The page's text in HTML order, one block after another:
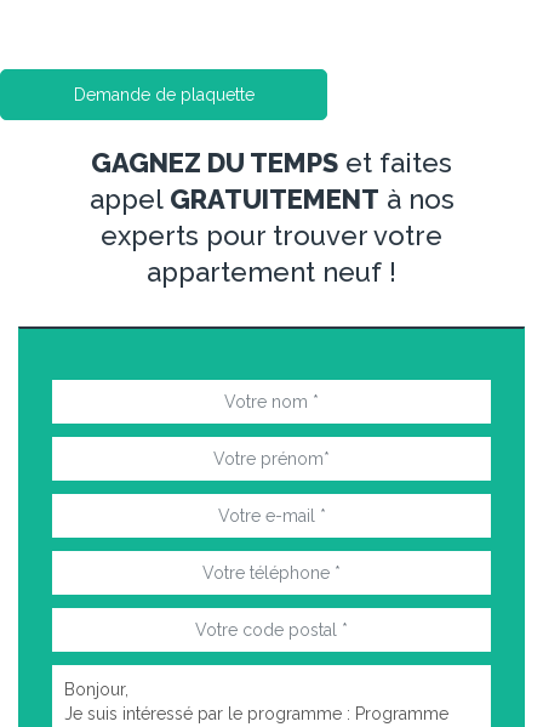
Demande de plaquette
GAGNEZ DU TEMPS et faites
appel GRATUITEMENT à nos
experts pour trouver votre
appartement neuf !